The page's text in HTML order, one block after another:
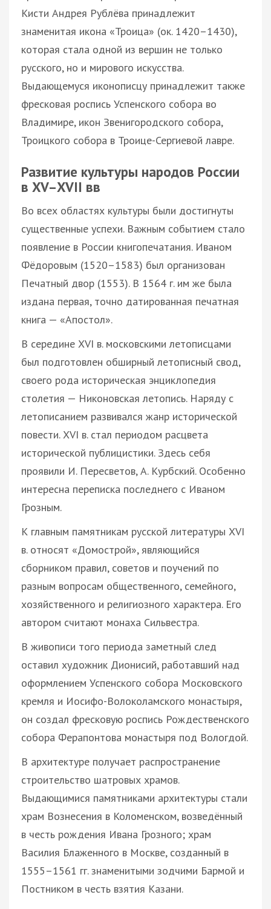
Кисти Андрея Рублёва принадлежит
знаменитая икона «Троица» (ок. 1420–1430),
которая стала одной из вершин не только
русского, но и мирового искусства.
Выдающемуся иконописцу принадлежит также
фресковая роспись Успенского собора во
Владимире, икон Звенигородского собора,
Троицкого собора в Троице-Сергиевой лавре.
Развитие культуры народов России
в XV–XVII вв
Во всех областях культуры были достигнуты
существенные успехи. Важным событием стало
появление в России книгопечатания. Иваном
Фёдоровым (1520–1583) был организован
Печатный двор (1553). В 1564 г. им же была
издана первая, точно датированная печатная
книга — «Апостол».
В середине XVI в. московскими летописцами
был подготовлен обширный летописный свод,
своего рода историческая энциклопедия
столетия — Никоновская летопись. Наряду с
летописанием развивался жанр исторической
повести. XVI в. стал периодом расцвета
исторической публицистики. Здесь себя
проявили И. Пересветов, А. Курбский. Особенно
интересна переписка последнего с Иваном
Грозным.
К главным памятникам русской литературы XVI
в. относят «Домострой», являющийся
сборником правил, советов и поучений по
разным вопросам общественного, семейного,
хозяйственного и религиозного характера. Его
автором считают монаха Сильвестра.
В живописи того периода заметный след
оставил художник Дионисий, работавший над
оформлением Успенского собора Московского
кремля и Иосифо-Волоколамского монастыря,
он создал фресковую роспись Рождественского
собора Ферапонтова монастыря под Вологдой.
В архитектуре получает распространение
строительство шатровых храмов.
Выдающимися памятниками архитектуры стали
храм Вознесения в Коломенском, возведённый
в честь рождения Ивана Грозного; храм
Василия Блаженного в Москве, созданный в
1555–1561 гг. знаменитыми зодчими Бармой и
Постником в честь взятия Казани.